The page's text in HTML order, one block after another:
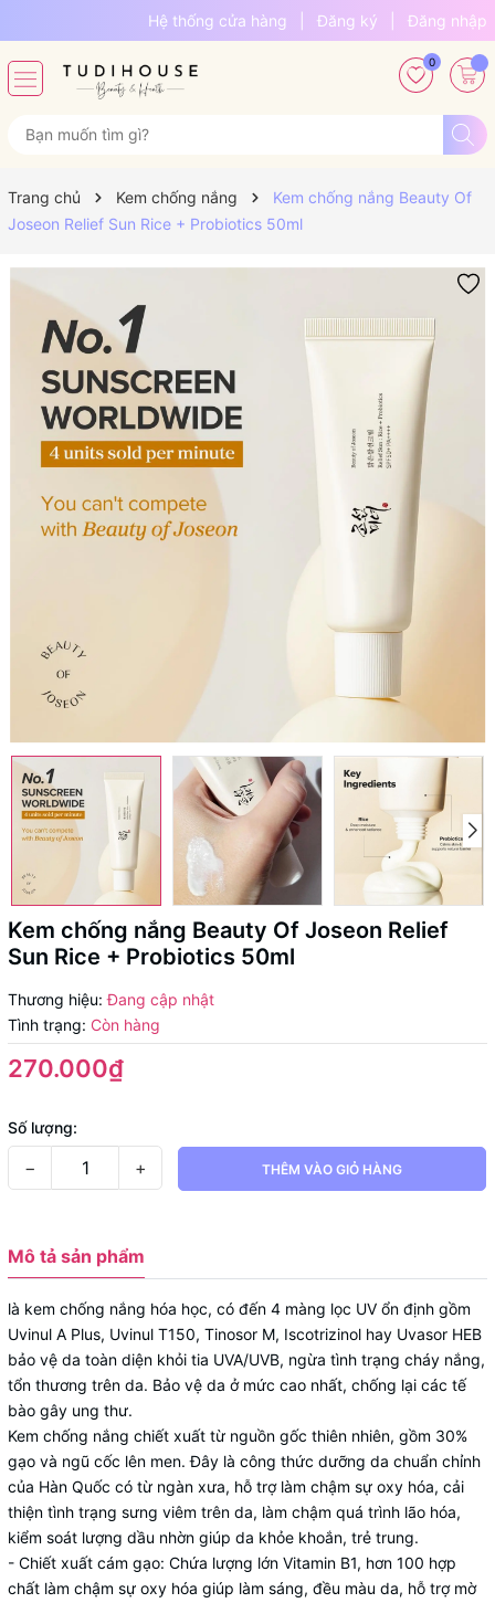
Hệ thống cửa hàng Đăng ký Đăng nhập
0
Trang chủ Kem chống nắng
Kem chống nắng Beauty Of
Joseon Relief Sun Rice + Probiotics 50ml
Kem chống nắng Beauty Of Joseon Relief
Sun Rice + Probiotics 50ml
Thương hiệu: Đang cập nhật
Tình trạng: Còn hàng
270.000₫
Số lượng:
− + THÊM VÀO GIỎ HÀNG
Mô tả sản phẩm
là kem chống nắng hóa học, có đến 4 màng lọc UV ổn định gồm
Uvinul A Plus, Uvinul T150, Tinosor M, Iscotrizinol hay Uvasor HEB
bảo vệ da toàn diện khỏi tia UVA/UVB, ngừa tình trạng cháy nắng,
tổn thương trên da. Bảo vệ da ở mức cao nhất, chống lại các tế
bào gây ung thư.
Kem chống nắng chiết xuất từ nguồn gốc thiên nhiên, gồm 30%
gạo và ngũ cốc lên men. Đây là công thức dưỡng da chuẩn chỉnh
của Hàn Quốc có từ ngàn xưa, hỗ trợ làm chậm sự oxy hóa, cải
thiện tình trạng sưng viêm trên da, làm chậm quá trình lão hóa,
kiểm soát lượng dầu nhờn giúp da khỏe khoắn, trẻ trung.
- Chiết xuất cám gạo: Chứa lượng lớn Vitamin B1, hơn 100 hợp
chất làm chậm sự oxy hóa giúp làm sáng, đều màu da, hỗ trợ mờ